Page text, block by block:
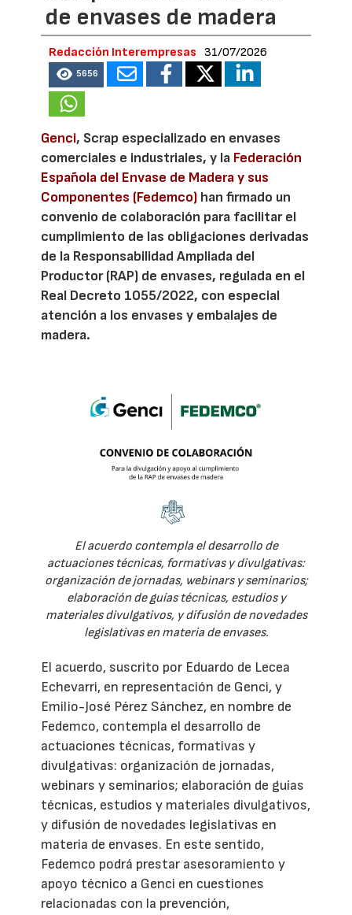
de envases de madera
Redacción Interempresas 31/07/2026
5656
Genci, Scrap especializado en envases
comerciales e industriales, y la Federación
Española del Envase de Madera y sus
Componentes (Fedemco) han firmado un
convenio de colaboración para facilitar el
cumplimiento de las obligaciones derivadas
de la Responsabilidad Ampliada del
Productor (RAP) de envases, regulada en el
Real Decreto 1055/2022, con especial
atención a los envases y embalajes de
madera.
El acuerdo contempla el desarrollo de
actuaciones técnicas, formativas y divulgativas:
organización de jornadas, webinars y seminarios;
elaboración de guías técnicas, estudios y
materiales divulgativos, y difusión de novedades
legislativas en materia de envases.
El acuerdo, suscrito por Eduardo de Lecea
Echevarri, en representación de Genci, y
Emilio-José Pérez Sánchez, en nombre de
Fedemco, contempla el desarrollo de
actuaciones técnicas, formativas y
divulgativas: organización de jornadas,
webinars y seminarios; elaboración de guías
técnicas, estudios y materiales divulgativos,
y difusión de novedades legislativas en
materia de envases. En este sentido,
Fedemco podrá prestar asesoramiento y
apoyo técnico a Genci en cuestiones
relacionadas con la prevención,